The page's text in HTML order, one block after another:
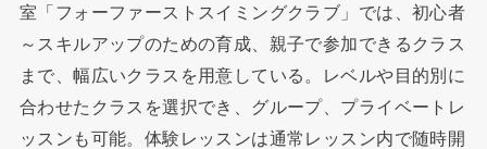
室「フォーファーストスイミングクラブ」では、初心者
～スキルアップのための育成、親子で参加できるクラス
まで、幅広いクラスを用意している。レベルや目的別に
合わせたクラスを選択でき、グループ、プライベートレ
ッスンも可能。体験レッスンは通常レッスン内で随時開